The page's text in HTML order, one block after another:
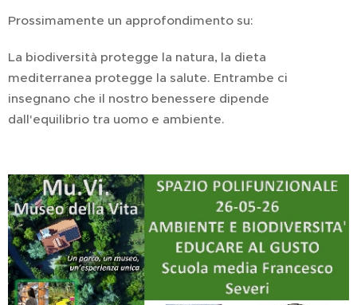
Prossimamente un approfondimento su:
La biodiversità protegge la natura, la dieta
mediterranea protegge la salute. Entrambe ci
insegnano che il nostro benessere dipende
dall'equilibrio tra uomo e ambiente.